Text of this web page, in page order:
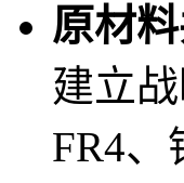
原材
建立
FR4